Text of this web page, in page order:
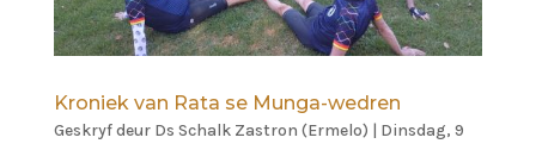
Kroniek van Rata se Munga-wedren
Geskryf deur Ds Schalk Zastron (Ermelo) | Dinsdag, 9